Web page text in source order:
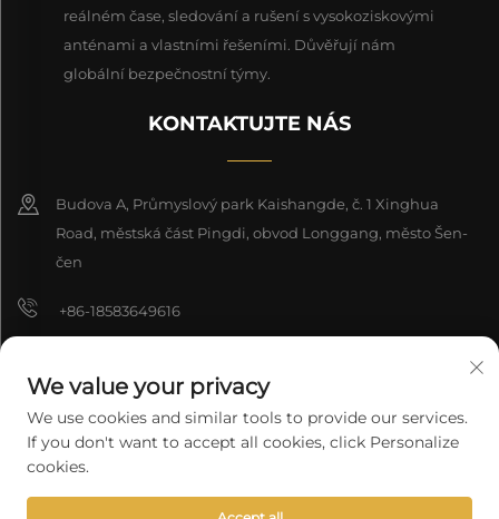
reálném čase, sledování a rušení s vysokoziskovými
anténami a vlastními řešeními. Důvěřují nám
globální bezpečnostní týmy.
KONTAKTUJTE NÁS
Budova A, Průmyslový park Kaishangde, č. 1 Xinghua
Road, městská část Pingdi, obvod Longgang, město Šen-
čen
+86-18583649616
8618165761396
Copyright © 2026 Shenzhen Longyuan Technology Co., Ltd. Všechna
We value your privacy
We use cookies and similar tools to provide our services.
If you don't want to accept all cookies, click Personalize
cookies.